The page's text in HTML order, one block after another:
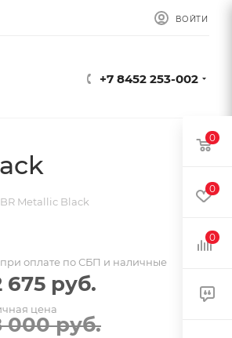
ВОЙТИ
+7 8452 253-002
Metallic Black
оплате по СБП и наличные
675 руб.
цена
000руб.
0
0
0